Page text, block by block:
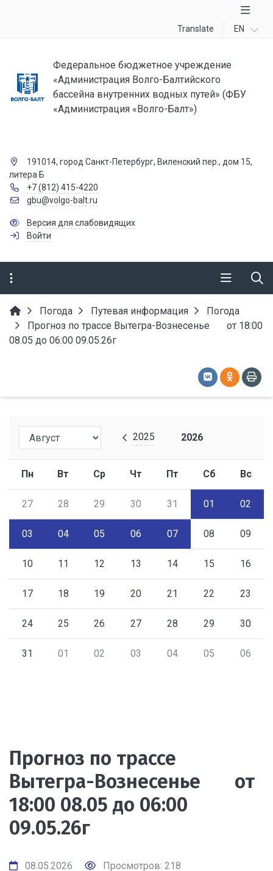
Translate EN
Федеральное бюджетное учреждение
«Администрация Волго-Балтийского
бассейна внутренних водных путей» (ФБУ
«Администрация «Волго-Балт»)
191014, город Санкт-Петербург, Виленский пер., дом 15,
литера Б
+7 (812) 415-4220
gbu@volgo-balt.ru
Версия для слабовидящих
Войти
Погода Путевая информация
Погода
Прогноз по трассе Вытегра-Вознесенье от 18:00
08.05 до 06:00 09.05.26г
2025 2026
Пн Вт Ср Чт Пт Сб Вс
27 28 29 30 31 01 02
03 04 05 06 07 08 09
10 11 12 13 14 15 16
17 18 19 20 21 22 23
24 25 26 27 28 29 30
31 01 02 03 04 05 06
Прогноз по трассе
Вытегра-Вознесенье от
18:00 08.05 до 06:00
09.05.26г
08.05.2026 Просмотров: 218